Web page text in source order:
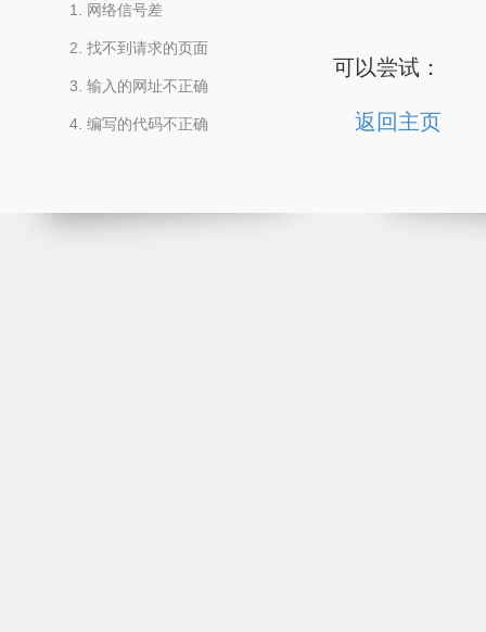
网络信号差
找不到请求的页面
输入的网址不正确
编写的代码不正确
可以尝试：
返回主页